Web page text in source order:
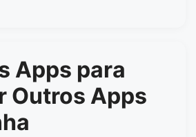
Apps para
Outros Apps